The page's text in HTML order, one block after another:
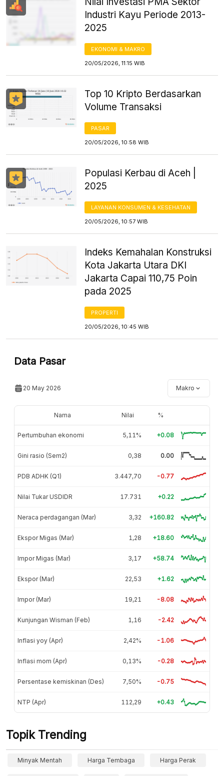
Industri Kayu Periode 2013-
2025
EKONOMI & MAKRO
20/05/2026, 11:15 WIB
Top 10 Kripto Berdasarkan
Volume Transaksi
PASAR
20/05/2026, 10:58 WIB
Populasi Kerbau di Aceh |
2025
LAYANAN KONSUMEN & KESEHATAN
20/05/2026, 10:57 WIB
Indeks Kemahalan Konstruksi
Kota Jakarta Utara DKI
Jakarta Capai 110,75 Poin
pada 2025
PROPERTI
20/05/2026, 10:45 WIB
Data Pasar
20 May 2026 Makro
Nama Nilai %
Pertumbuhan ekonomi 5,11% +0.08
Gini rasio (Sem2) 0,38 0.00
PDB ADHK (Q1) 3.447,70 -0.77
Nilai Tukar USDIDR 17.731 +0.22
Neraca perdagangan (Mar) 3,32 +160.82
Ekspor Migas (Mar) 1,28 +18.60
Impor Migas (Mar) 3,17 +58.74
Ekspor (Mar) 22,53 +1.62
Impor (Mar) 19,21 -8.08
Kunjungan Wisman (Feb) 1,16 -2.42
Inflasi yoy (Apr) 2,42% -1.06
Inflasi mom (Apr) 0,13% -0.28
Persentase kemiskinan (Des) 7,50% -0.75
NTP (Apr) 112,29 +0.43
Topik Trending
Minyak Mentah Harga Tembaga Harga Perak